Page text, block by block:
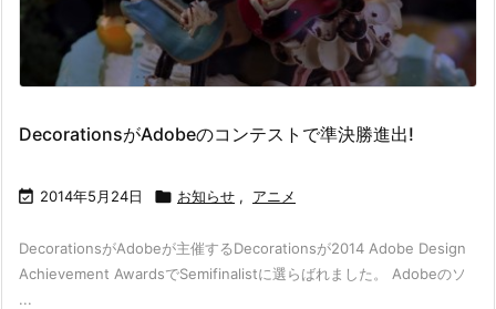
DecorationsがAdobeのコンテストで準決勝進出!
 2014年5月24日  お知らせ , アニメ
DecorationsがAdobeが主催するDecorationsが2014 Adobe Design
Achievement AwardsでSemifinalistに選らばれました。 Adobeのソ
...